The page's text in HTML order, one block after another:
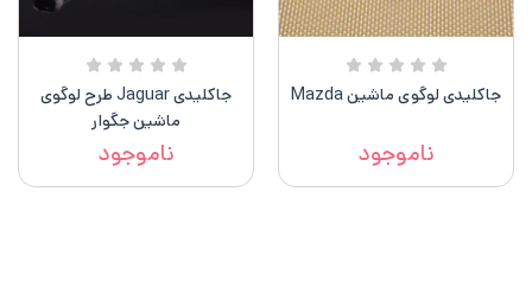
جاکلیدی لوگوی ماشین Mazda
ناموجود
جاکلیدی Jaguar طرح لوگوی
ماشین جگوار
ناموجود